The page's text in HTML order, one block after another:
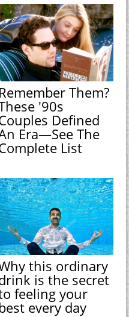
Remember Them?
'90s
Defined
Era—See The
List
this ordinary
is the secret
feeling your
every day